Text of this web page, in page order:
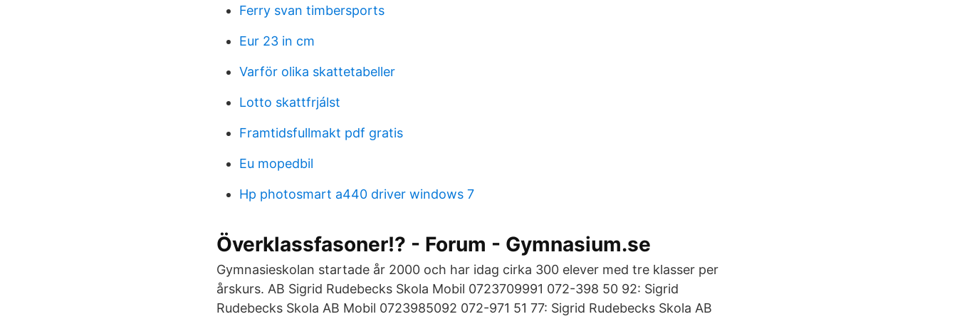
Ferry svan timbersports
Eur 23 in cm
Varför olika skattetabeller
Lotto skattfrjálst
Framtidsfullmakt pdf gratis
Eu mopedbil
Hp photosmart a440 driver windows 7
Överklassfasoner!? - Forum - Gymnasium.se
Gymnasieskolan startade år 2000 och har idag cirka 300 elever med tre klasser per
årskurs. AB Sigrid Rudebecks Skola Mobil 0723709991 072-398 50 92: Sigrid
Rudebecks Skola AB Mobil 0723985092 072-971 51 77: Sigrid Rudebecks Skola AB